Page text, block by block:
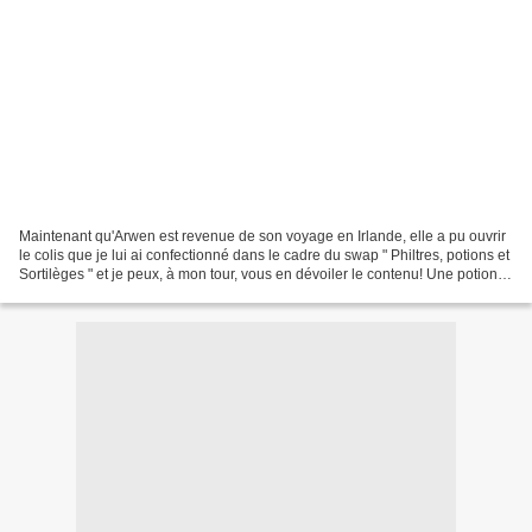
Maintenant qu'Arwen est revenue de son voyage en Irlande, elle a pu ouvrir
le colis que je lui ai confectionné dans le cadre du swap " Philtres, potions et
Sortilèges " et je peux, à mon tour, vous en dévoiler le contenu! Une potion